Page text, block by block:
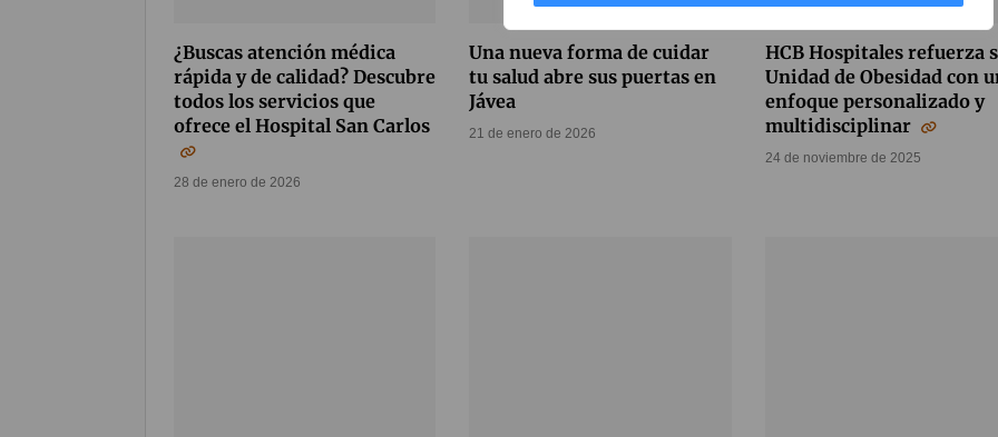
¿Buscas atención médica
rápida y de calidad? Descubre
todos los servicios que
ofrece el Hospital San Carlos
28 de enero de 2026
Una nueva forma de cuidar
tu salud abre sus puertas en
Jávea
21 de enero de 2026
HCB Hospitales refuerza
Unidad de Obesidad con
enfoque personalizado y
multidisciplinar
24 de noviembre de 2025